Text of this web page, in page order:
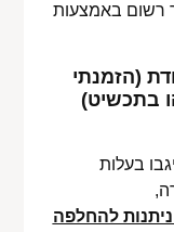
רשום באמצעות
(הזמנתי
בתכשיט)
בעלות
להחלפה